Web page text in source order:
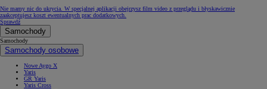
Nie mamy nic do ukrycia. W specjalnej aplikacji obejrzysz film video z przeglądu i błyskawicznie
zaakceptujesz koszt ewentualnych prac dodatkowych.
Sprawdź
Samochody
Samochody
Samochody osobowe
Nowe Aygo X
Yaris
GR Yaris
Yaris Cross